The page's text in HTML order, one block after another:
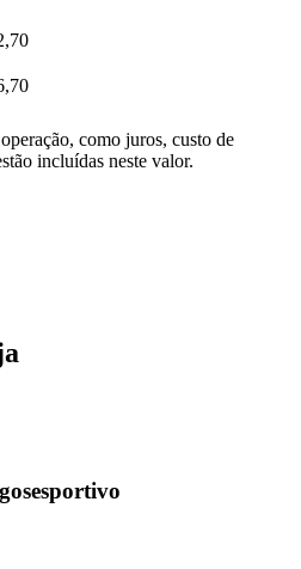
como juros, custo de
incluídas neste valor.